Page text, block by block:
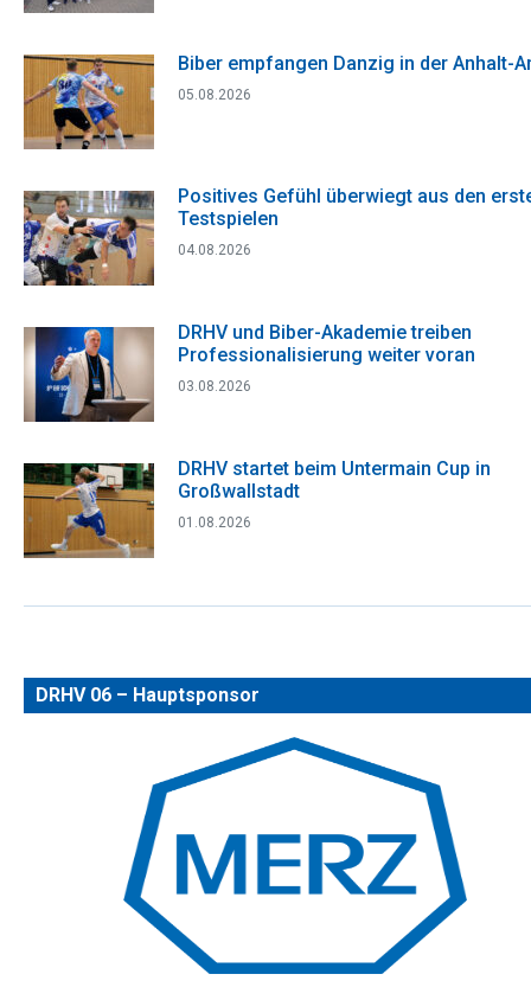
Biber empfangen Danzig in der Anhalt-
05.08.2026
Positives Gefühl überwiegt aus den
Testspielen
04.08.2026
DRHV und Biber-Akademie treiben
Professionalisierung weiter voran
03.08.2026
DRHV startet beim Untermain Cup in
Großwallstadt
01.08.2026
DRHV 06 – Hauptsponsor